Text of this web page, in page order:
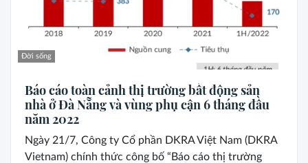
Đời sống
Báo cáo toàn cảnh thị trường bất động sản
nhà ở Đà Nẵng và vùng phụ cận 6 tháng đầu
năm 2022
Ngày 21/7, Công ty Cổ phần DKRA Việt Nam (DKRA
Vietnam) chính thức công bố “Báo cáo thị trường